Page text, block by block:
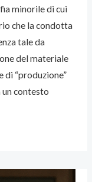
minorile di cui
che la condotta
tale da
del materiale
di “produzione”
contesto